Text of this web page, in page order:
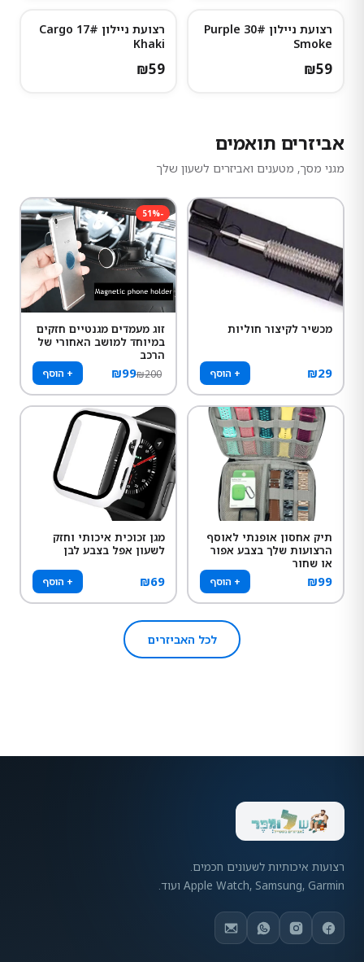
רצועת ניילון 30# Purple
Smoke
₪59
רצועת ניילון 17# Cargo
Khaki
₪59
אביזרים תואמים
מגני מסך, מטענים ואביזרים לשעון שלך
מכשיר לקיצור חוליות
₪29 + הוסף
-
51%
זוג מעמדים מגנטיים חזקים
במיוחד למושב האחורי של
הרכב
₪99₪200 + הוסף
תיק אחסון אופנתי לאוסף
הרצועות שלך בצבע אפור
או שחור
₪99 + הוסף
מגן זכוכית איכותי וחזק
לשעון אפל בצבע לבן
₪69 + הוסף
לכל האביזרים
רצועות איכותיות לשעונים חכמים.
Apple Watch, Samsung, Garmin ועוד.